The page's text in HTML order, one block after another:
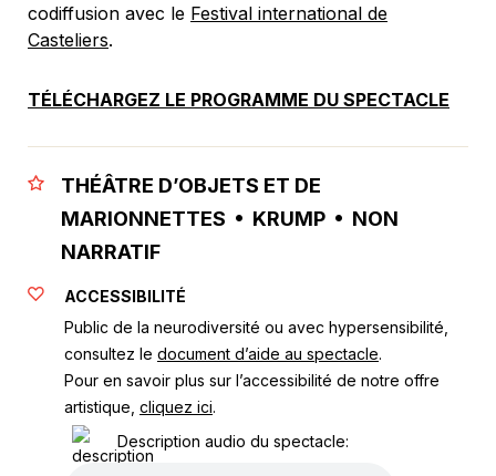
codiffusion avec le Festival international de
Casteliers.
TÉLÉCHARGEZ LE PROGRAMME DU SPECTACLE
THÉÂTRE D’OBJETS ET DE
MARIONNETTES • KRUMP • NON
NARRATIF
ACCESSIBILITÉ
Public de la neurodiversité ou avec hypersensibilité,
consultez le document d’aide au spectacle.
Pour en savoir plus sur l’accessibilité de notre offre
artistique, cliquez ici.
Description audio du spectacle: